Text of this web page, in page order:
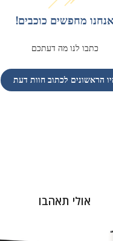
אנחנו מחפשים כוכבים!
כתבו לנו מה דעתכם
הראשונים לכתוב חוות דעת
אולי תאהבו